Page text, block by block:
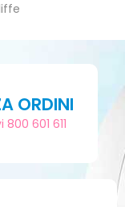
ORDINI
601 611